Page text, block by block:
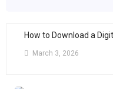
How to Download a
March 3, 2026